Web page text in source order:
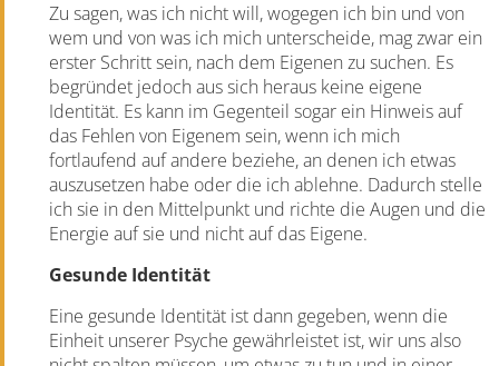
Zu sagen, was ich nicht will, wogegen ich bin und von
wem und von was ich mich unterscheide, mag zwar ein
erster Schritt sein, nach dem Eigenen zu suchen. Es
begründet jedoch aus sich heraus keine eigene
Identität. Es kann im Gegenteil sogar ein Hinweis auf
das Fehlen von Eigenem sein, wenn ich mich
fortlaufend auf andere beziehe, an denen ich etwas
auszusetzen habe oder die ich ablehne. Dadurch stelle
ich sie in den Mittelpunkt und richte die Augen und die
Energie auf sie und nicht auf das Eigene.
Gesunde Identität
Eine gesunde Identität ist dann gegeben, wenn die
Einheit unserer Psyche gewährleistet ist, wir uns also